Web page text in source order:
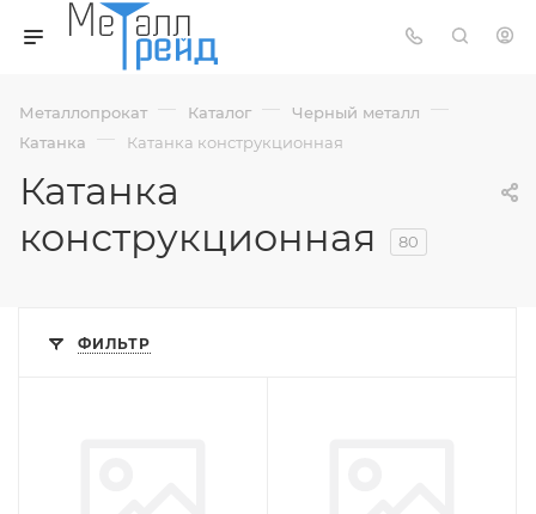
Металлопрокат — Каталог — Черный металл —
Катанка — Катанка конструкционная
Катанка
конструкционная
80
ФИЛЬТР